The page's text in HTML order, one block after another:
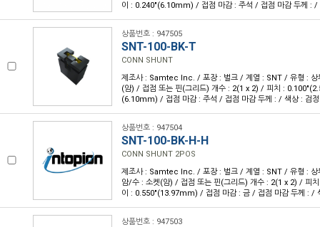
이 : 0.240"(6.10mm) / 접점 마감 : 주석 / 접점 마감 두께 : /
상품번호 : 947505
SNT-100-BK-T
CONN SHUNT
제조사 : Samtec Inc. / 포장 : 벌크 / 계열 : SNT / 유형 : 상
(암) / 접점 또는 핀(그리드) 개수 : 2(1 x 2) / 피치 :
(6.10mm) / 접점 마감 : 주석 / 접점 마감 두께 : / 색상 : 검정
상품번호 : 947504
SNT-100-BK-H-H
CONN SHUNT 2POS
제조사 : Samtec Inc. / 포장 : 벌크 / 계열 : SNT / 유형 : 상
암/수 : 소켓(암) / 접점 또는 핀(그리드) 개수 : 2(1 x 2) / 피
이 : 0.550"(13.97mm) / 접점 마감 : 금 / 접점 마감 두께 : /
상품번호 : 947503